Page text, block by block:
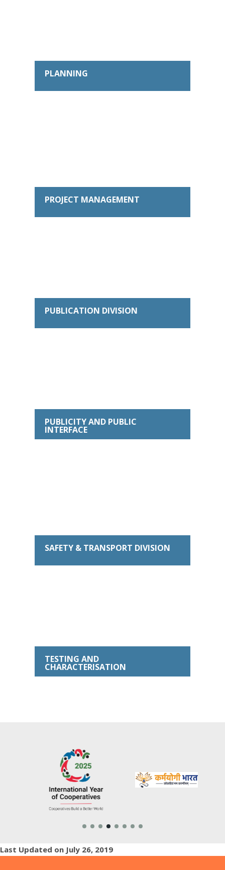
PLANNING
PROJECT MANAGEMENT
PUBLICATION DIVISION
PUBLICITY AND PUBLIC
INTERFACE
SAFETY & TRANSPORT DIVISION
TESTING AND
CHARACTERISATION
Last Updated on July 26, 2019